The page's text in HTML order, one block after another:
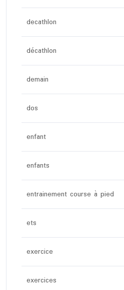
decathlon
décathlon
demain
dos
enfant
enfants
entrainement course à pied
ets
exercice
exercices